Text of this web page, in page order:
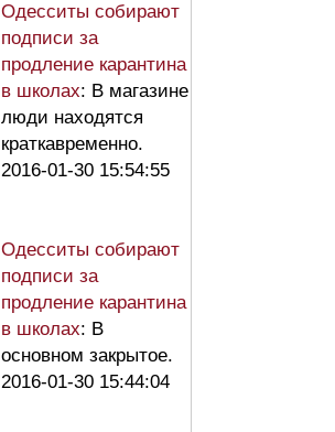
Одесситы собирают
подписи за
продление карантина
в школах: В магазине
люди находятся
краткавременно.
2016-01-30 15:54:55
Одесситы собирают
подписи за
продление карантина
в школах: В
основном закрытое.
2016-01-30 15:44:04